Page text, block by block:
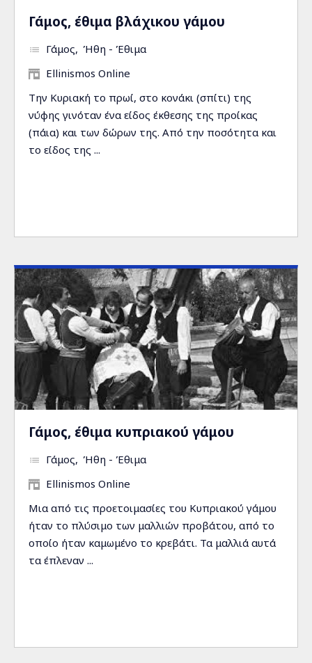
Γάμος, έθιμα βλάχικου γάμου
Γάμος Ήθη - Έθιμα
Ellinismos Online
Την Κυριακή το πρωί, στο κονάκι (σπίτι) της
νύφης γινόταν ένα είδος έκθεσης της προίκας
(πάια) και των δώρων της. Από την ποσότητα και
το είδος της ...
Γάμος, έθιμα κυπριακού γάμου
Γάμος Ήθη - Έθιμα
Ellinismos Online
Μια από τις προετοιμασίες του Κυπριακού γάμου
ήταν το πλύσιμο των μαλλιών προβάτου, από το
οποίο ήταν καμωμένο το κρεβάτι. Τα μαλλιά αυτά
τα έπλεναν ...